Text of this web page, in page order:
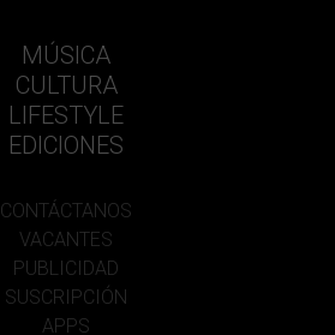
MÚSICA
CULTURA
LIFESTYLE
EDICIONES
CONTÁCTANOS
VACANTES
PUBLICIDAD
SUSCRIPCIÓN
APPS